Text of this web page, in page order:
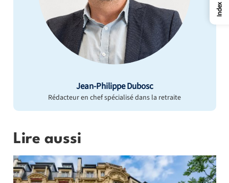
Jean-Philippe Dubosc
Rédacteur en chef spécialisé dans la retraite
Lire aussi
Index